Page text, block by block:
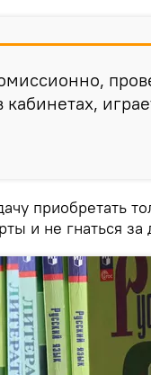
приобретать
и не гнаться